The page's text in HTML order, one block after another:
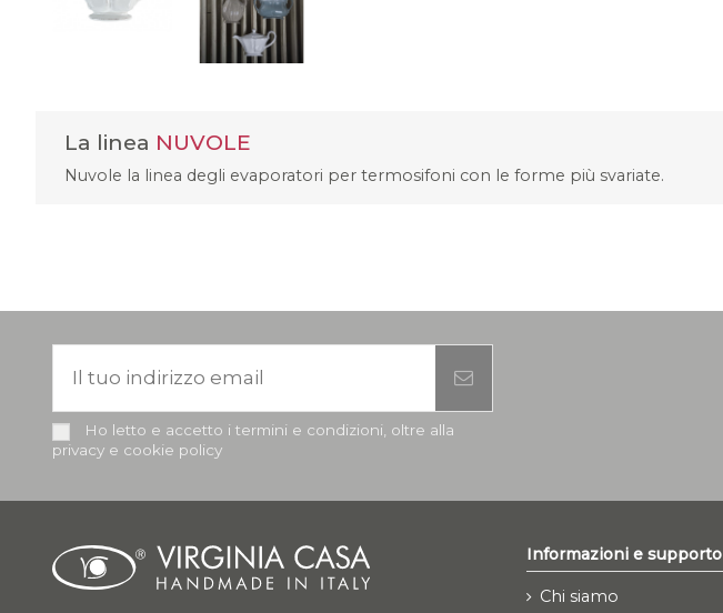
La linea NUVOLE
Nuvole la linea degli evaporatori per termosifoni con le forme più svariate.
Ho letto e accetto i termini e condizioni, oltre alla
privacy e cookie policy
Informazioni e supporto
Chi siamo